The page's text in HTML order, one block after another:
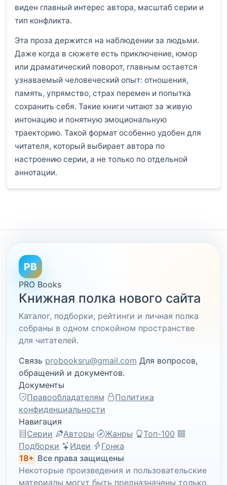
виден главный интерес автора, масштаб серии и
тип конфликта.
Эта проза держится на наблюдении за людьми.
Даже когда в сюжете есть приключение, юмор
или драматический поворот, главным остается
узнаваемый человеческий опыт: отношения,
память, упрямство, страх перемен и попытка
сохранить себя. Такие книги читают за живую
интонацию и понятную эмоциональную
траекторию. Такой формат особенно удобен для
читателя, который выбирает автора по
настроению серии, а не только по отдельной
аннотации.
PB
PRO Books
Книжная полка нового сайта
Каталог, подборки, рейтинги и личная полка
собраны в одном спокойном пространстве
для читателей.
Связь probooksru@gmail.com Для вопросов,
обращений и документов.
Документы
Правообладателям
Политика
конфиденциальности
Навигация
Серии
Авторы Жанры
Топ-100
Подборки
Идеи
Гонка
18+ Все права защищены
Некоторые произведения и пользовательские
материалы могут быть предназначены только